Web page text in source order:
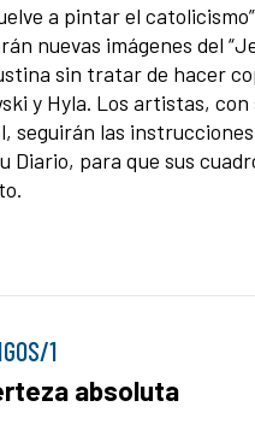
a pintar el
nuevas imágenes del
sin tratar de hacer
y Hyla. Los artistas, con
seguirán las instrucciones
Diario, para que sus
1
absoluta